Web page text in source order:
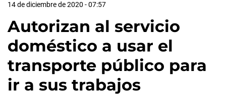
14 de diciembre de 2020 - 07:57
Autorizan al servicio
doméstico a usar el
transporte público para
ir a sus trabajos